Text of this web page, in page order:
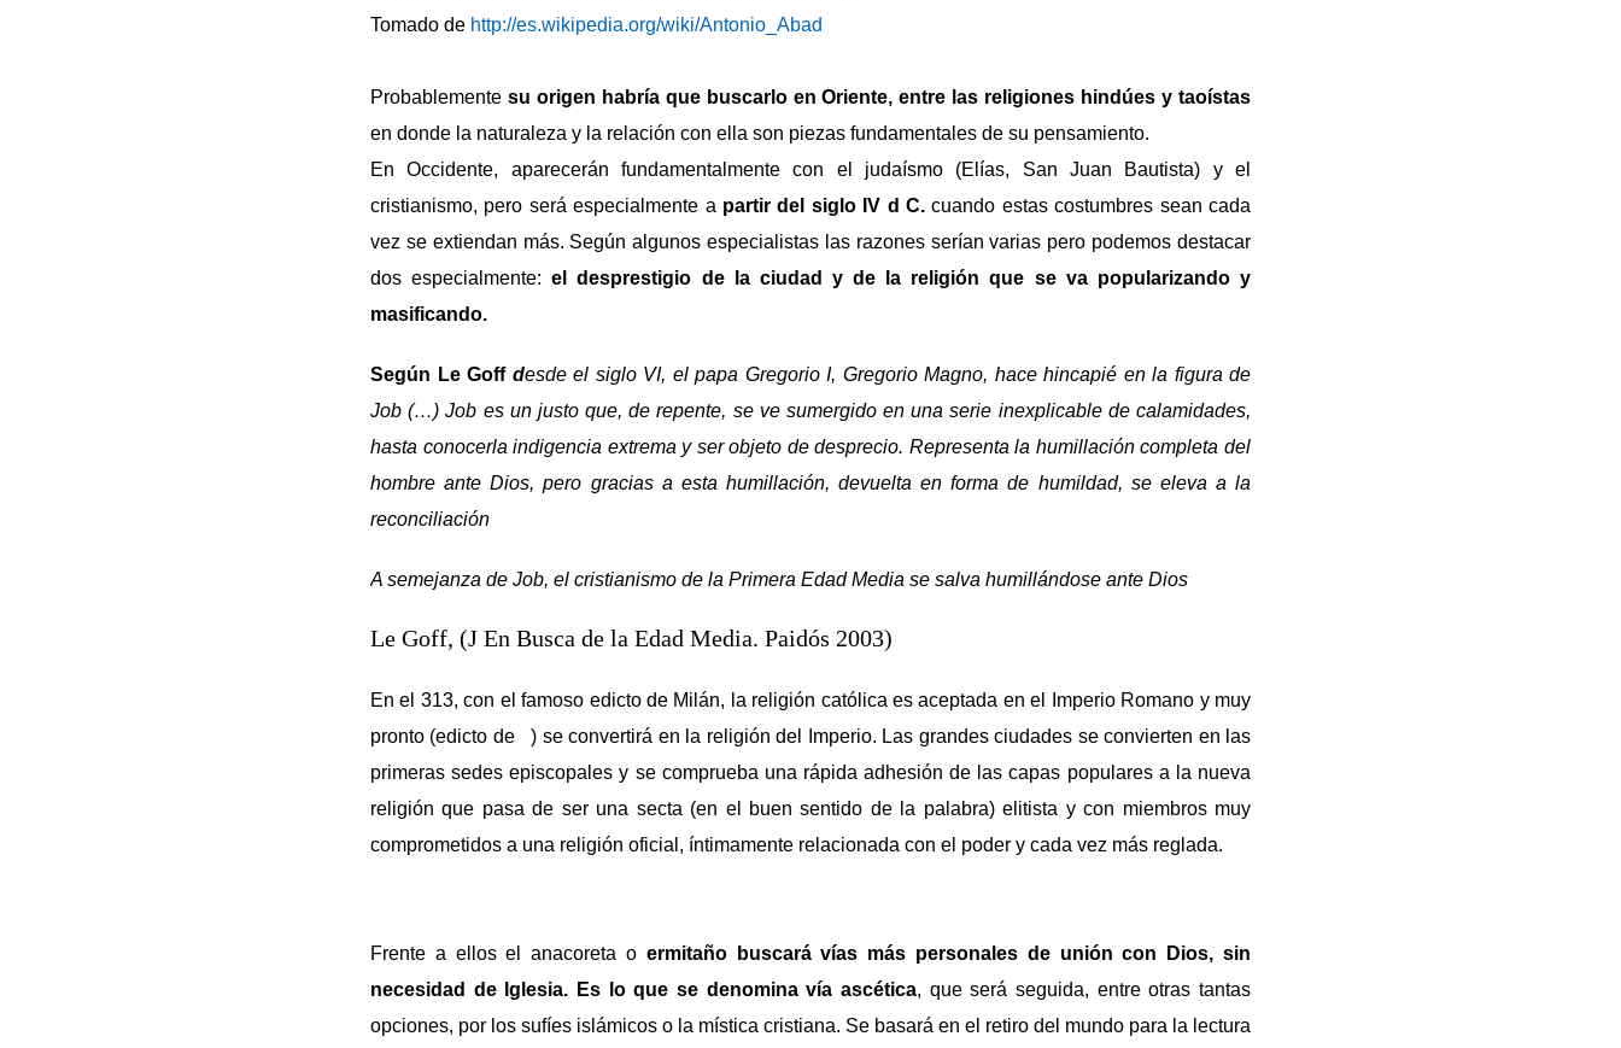
Tomado de http://es.wikipedia.org/wiki/Antonio_Abad
Probablemente su origen habría que buscarlo en Oriente, entre las religiones hindúes y taoístas
en donde la naturaleza y la relación con ella son piezas fundamentales de su pensamiento.
En Occidente, aparecerán fundamentalmente con el judaísmo (Elías, San Juan Bautista) y el
cristianismo, pero será especialmente a partir del siglo IV d C. cuando estas costumbres sean cada
vez se extiendan más. Según algunos especialistas las razones serían varias pero podemos destacar
dos especialmente:el desprestigio de la ciudad y de la religión que se va popularizando y
masificando.
Según Le Goffdesde el siglo VI, el papa Gregorio I, Gregorio Magno, hace hincapié en la figura de
Job (…) Job es un justo que, de repente, se ve sumergido en una serie inexplicable de calamidades,
hasta conocerla indigencia extrema y ser objeto de desprecio. Representa la humillación completa del
hombre ante Dios, pero gracias a esta humillación, devuelta en forma de humildad, se eleva a la
reconciliación
A semejanza de Job, el cristianismo de la Primera Edad Media se salva humillándose ante Dios
Le Goff, (J En Busca de la Edad Media. Paidós 2003)
En el 313, con el famoso edicto de Milán, la religión católica es aceptada en el Imperio Romano y muy
pronto (edicto de
) se convertirá en la religión del Imperio. Las grandes ciudades se convierten en las
primeras sedes episcopales y se comprueba una rápida adhesión de las capas populares a la nueva
religión que pasa de ser una secta (en el buen sentido de la palabra) elitista y con miembros muy
comprometidos a una religión oficial, íntimamente relacionada con el poder y cada vez más reglada.
Frente a ellos el anacoreta o ermitaño buscará vías más personales de unión con Dios, sin
necesidad de Iglesia. Es lo que se denomina vía ascética, que será seguida, entre otras tantas
opciones, por los sufíes islámicos o la mística cristiana. Se basará en el retiro del mundo para la lectura